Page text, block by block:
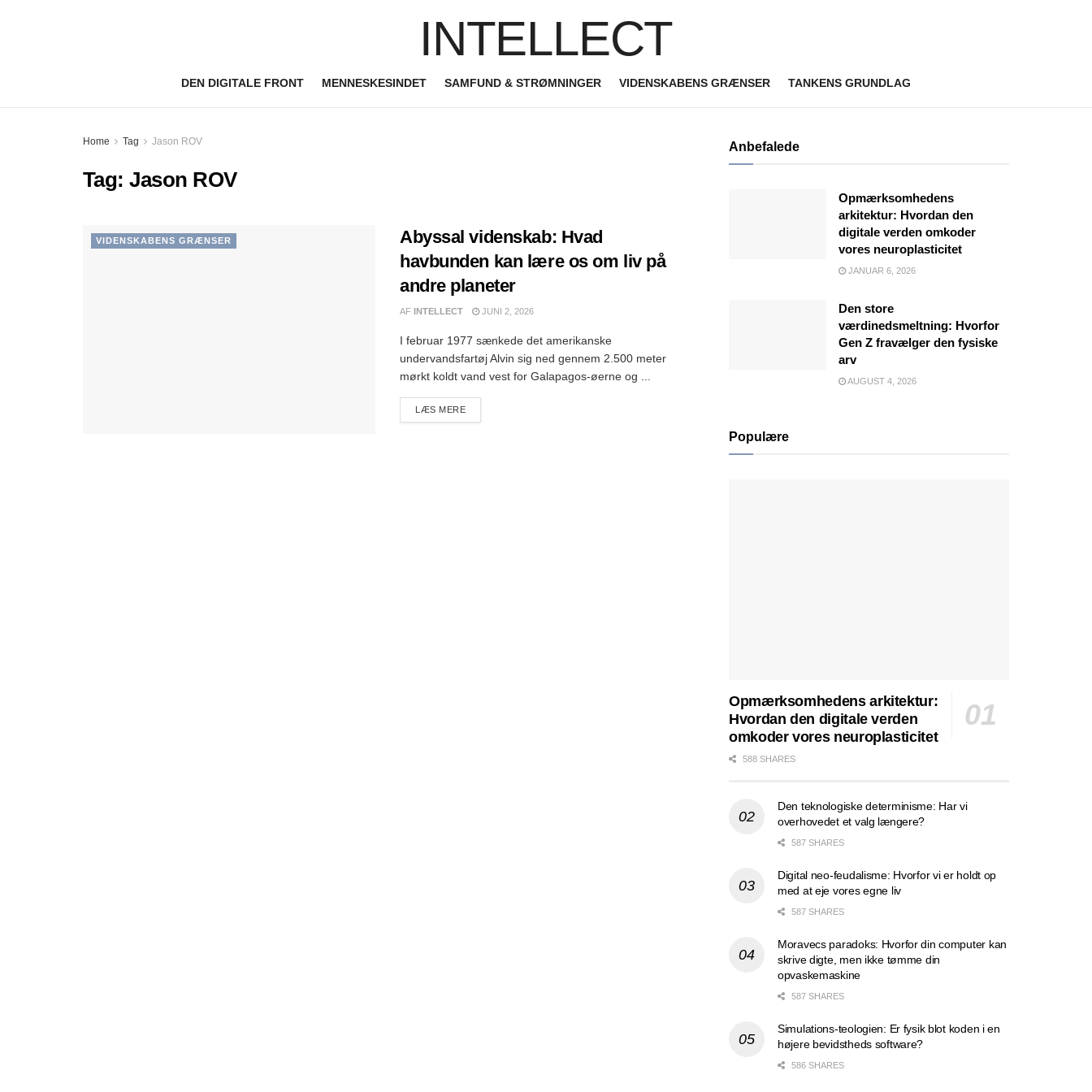
INTELLECT
DEN DIGITALE FRONT MENNESKESINDET SAMFUND & STRØMNINGER VIDENSKABENS GRÆNSER TANKENS GRUNDLAG
Home Tag Jason ROV
Tag:Jason ROV
VIDENSKABENS GRÆNSER
Abyssal videnskab: Hvad
havbunden kan lære os om liv på
andre planeter
AF INTELLECT JUNI 2, 2026
I februar 1977 sænkede det amerikanske
undervandsfartøj Alvin sig ned gennem 2.500 meter
mørkt koldt vand vest for Galapagos-øerne og ...
LÆS MEREDETAILS
Anbefalede
Opmærksomhedens
arkitektur: Hvordan den
digitale verden omkoder
vores neuroplasticitet
JANUAR 6, 2026
Den store
værdinedsmeltning: Hvorfor
Gen Z fravælger den fysiske
arv
AUGUST 4, 2026
Populære
Opmærksomhedens arkitektur:
Hvordan den digitale verden
omkoder vores neuroplasticitet
588 SHARES
Den teknologiske determinisme: Har vi
overhovedet et valg længere?
587 SHARES
Digital neo-feudalisme: Hvorfor vi er holdt op
med at eje vores egne liv
587 SHARES
Moravecs paradoks: Hvorfor din computer kan
skrive digte, men ikke tømme din
opvaskemaskine
587 SHARES
Simulations-teologien: Er fysik blot koden i en
højere bevidstheds software?
586 SHARES